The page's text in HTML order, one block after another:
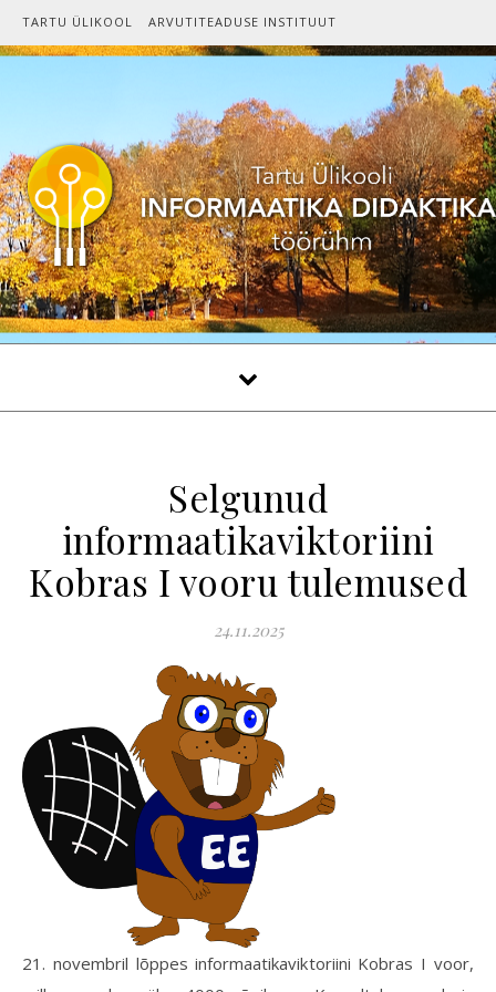
Skip to content
TARTU ÜLIKOOL ARVUTITEADUSE INSTITUUT
Selgunud
informaatikaviktoriini
Kobras I vooru tulemused
24.11.2025
21. novembril lõppes informaatikaviktoriini Kobras I voor,